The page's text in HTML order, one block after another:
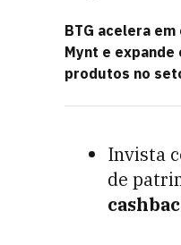
BTG acelera
Mynt e
produtos no
Invista
de